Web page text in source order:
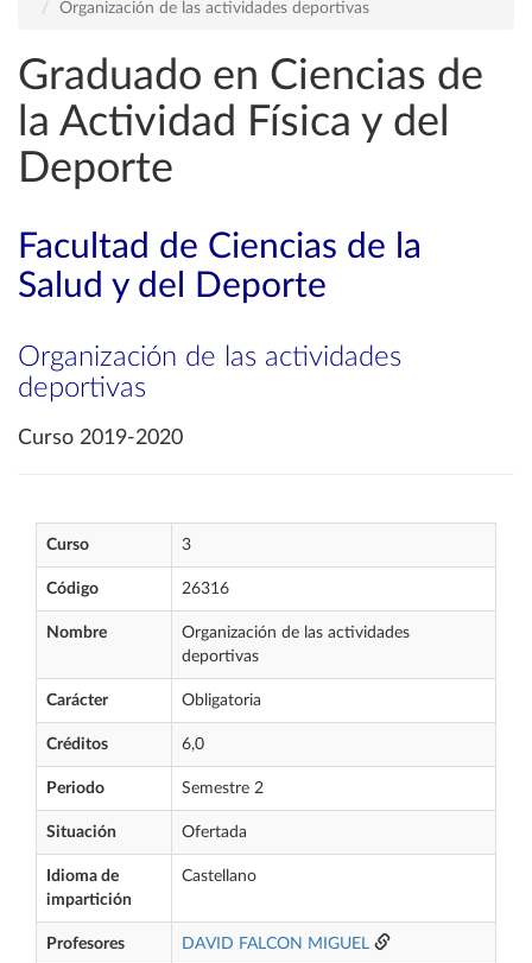
Organización de las actividades deportivas
Graduado en Ciencias de
la Actividad Física y del
Deporte
Facultad de Ciencias de la
Salud y del Deporte
Organización de las actividades
deportivas
Curso 2019-2020
Curso 3
Código 26316
Nombre
Organización de las actividades
deportivas
Carácter Obligatoria
Créditos 6,0
Periodo Semestre 2
Situación Ofertada
Idioma de
impartición
Castellano
Profesores DAVID FALCON MIGUEL